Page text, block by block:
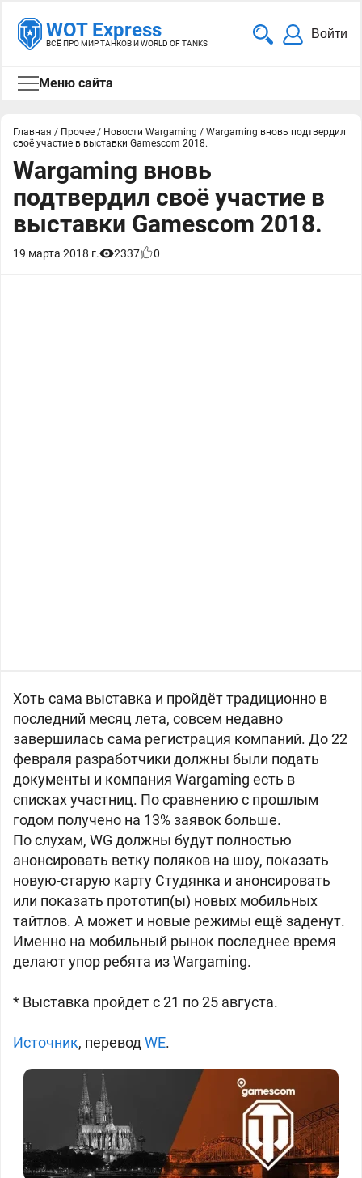
WOT Express
ВСЁ ПРО МИР ТАНКОВ И WORLD OF TANKS
Войти
Меню сайта
Главная / Прочее / Новости Wargaming / Wargaming вновь подтвердил
своё участие в выставки Gamescom 2018.
Wargaming вновь
подтвердил своё участие в
выставки Gamescom 2018.
19 марта 2018 г. 2337 0
Хоть сама выставка и пройдёт традиционно в
последний месяц лета, совсем недавно
завершилась сама регистрация компаний. До 22
февраля разработчики должны были подать
документы и компания Wargaming есть в
списках участниц. По сравнению с прошлым
годом получено на 13% заявок больше.
По слухам, WG должны будут полностью
анонсировать ветку поляков на шоу, показать
новую-старую карту Студянка и анонсировать
или показать прототип(ы) новых мобильных
тайтлов. А может и новые режимы ещё заденут.
Именно на мобильный рынок последнее время
делают упор ребята из Wargaming.
* Выставка пройдет с 21 по 25 августа.
Источник, перевод WE.